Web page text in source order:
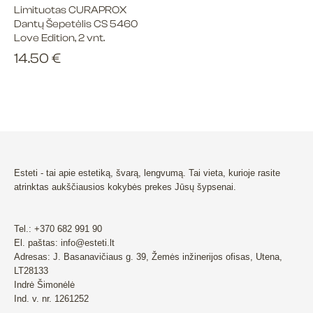
Limituotas CURAPROX
Dantų Šepetėlis CS 5460
Love Edition, 2 vnt.
14.50 €
Esteti - tai apie estetiką, švarą, lengvumą. Tai vieta, kurioje rasite
atrinktas aukščiausios kokybės prekes Jūsų šypsenai.
Tel.: +370 682 991 90
El. paštas: info@esteti.lt
Adresas: J. Basanavičiaus g. 39, Žemės inžinerijos ofisas, Utena,
LT28133
Indrė Šimonėlė
Ind. v. nr. 1261252